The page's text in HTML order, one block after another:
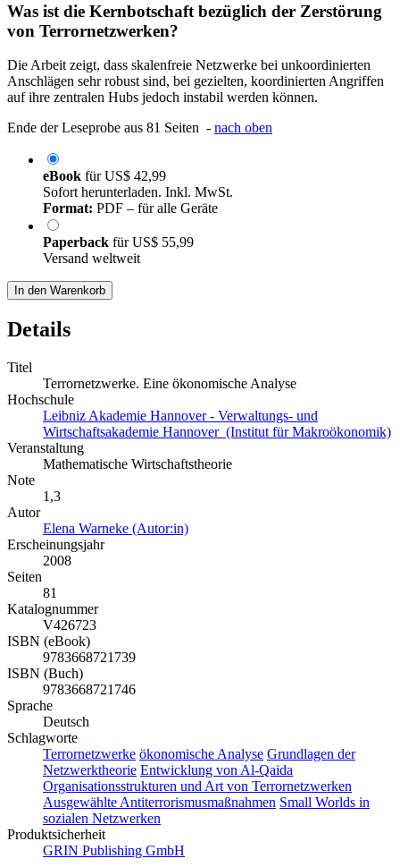
Was ist die Kernbotschaft bezüglich der Zerstörung
von Terrornetzwerken?
Die Arbeit zeigt, dass skalenfreie Netzwerke bei unkoordinierten
Anschlägen sehr robust sind, bei gezielten, koordinierten Angriffen
auf ihre zentralen Hubs jedoch instabil werden können.
Ende der Leseprobe aus 81 Seiten - nach oben
eBook fürUS$ 42,99
Sofort herunterladen. Inkl. MwSt.
Format: PDF – für alle Geräte
Paperback fürUS$ 55,99
Versand weltweit
In den Warenkorb
Details
Titel
Terrornetzwerke. Eine ökonomische Analyse
Hochschule
Leibniz Akademie Hannover - Verwaltungs- und
Wirtschaftsakademie Hannover (Institut für Makroökonomik)
Veranstaltung
Mathematische Wirtschaftstheorie
Note
1,3
Autor
Elena Warneke (Autor:in)
Erscheinungsjahr
2008
Seiten
81
Katalognummer
V426723
ISBN (eBook)
9783668721739
ISBN (Buch)
9783668721746
Sprache
Deutsch
Schlagworte
Terrornetzwerke ökonomische Analyse Grundlagen der
Netzwerktheorie Entwicklung von Al-Qaida
Organisationsstrukturen und Art von Terrornetzwerken
Ausgewählte Antiterrorismusmaßnahmen Small Worlds in
sozialen Netzwerken
Produktsicherheit
GRIN Publishing GmbH